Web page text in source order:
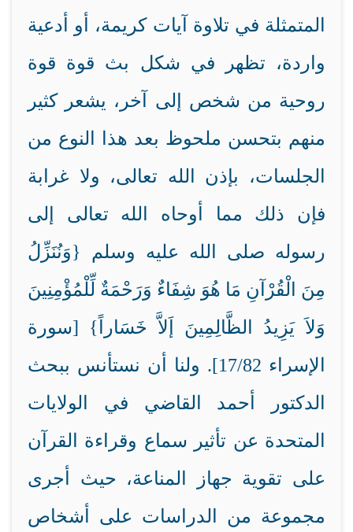
المتمثلة في تلاوة آيات كريمة، أو أدعية
واردة، تظهر في شكل بث قوة قوة
روحية من شخص إلى آخر، يشعر كثير
منهم بتحسن ملحوظ بعد هذا النوع من
الجلسات، بإذن الله تعالى، ولا غرابة
فإن ذلك مما أوحاه الله تعالى إلى
رسوله صلى الله عليه وسلم {وَنُنَزِّلُ
مِنَ الْقُرْآنِ مَا هُوَ شِفَاءٌ وَرَحْمَةٌ لِّلْمُؤْمِنِينَ
وَلاَ يَزِيدُ الظَّالِمِينَ إَلاَّ خَسَاراً} [سورة
الإسراء 17/82]. ولنا أن نستأنس ببحث
الدكتور أحمد القاضي في الولايات
المتحدة عن تأثير سماع وقراءة القرآن
على تقوية جهاز المناعة، حيث أجرى
مجموعة من الدراسات على أشخاص